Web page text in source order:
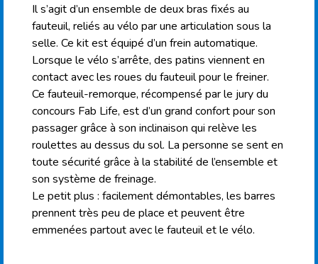
Il s’agit d’un ensemble de deux bras fixés au
fauteuil, reliés au vélo par une articulation sous la
selle. Ce kit est équipé d’un frein automatique.
Lorsque le vélo s’arrête, des patins viennent en
contact avec les roues du fauteuil pour le freiner.
Ce fauteuil-remorque, récompensé par le jury du
concours Fab Life, est d’un grand confort pour son
passager grâce à son inclinaison qui relève les
roulettes au dessus du sol. La personne se sent en
toute sécurité grâce à la stabilité de l’ensemble et
son système de freinage.
Le petit plus : facilement démontables, les barres
prennent très peu de place et peuvent être
emmenées partout avec le fauteuil et le vélo.